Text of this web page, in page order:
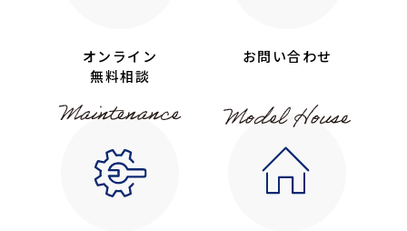
オンライン
無料相談
お問い合わせ